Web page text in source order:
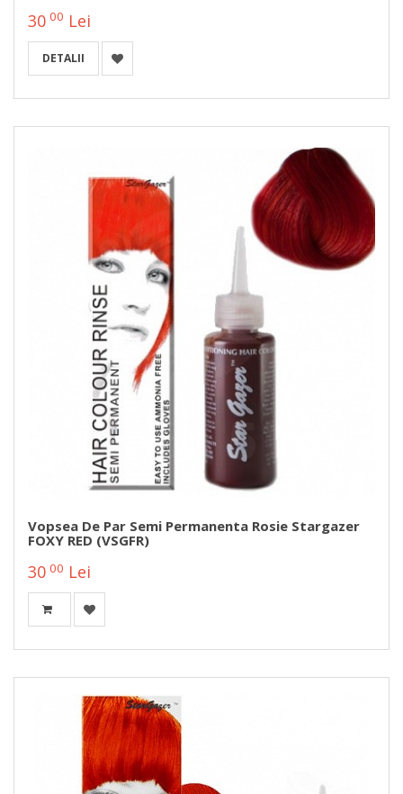
30 00 Lei
DETALII
Vopsea De Par Semi Permanenta Rosie Stargazer
FOXY RED (VSGFR)
30 00 Lei